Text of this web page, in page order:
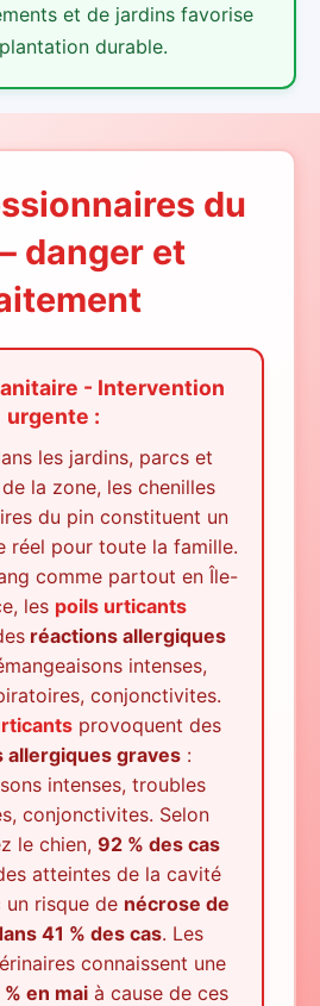
et de jardins favorise
durable.
du
danger et
- Intervention
urgente :
les jardins, parcs et
la zone, les chenilles
du pin constituent un
réel pour toute la famille.
comme partout en Île-
les poils urticants
réactions allergiques
intenses,
conjonctivites.
provoquent des
allergiques graves :
intenses, troubles
conjonctivites. Selon
le chien, 92 % des cas
atteintes de la cavité
un risque de nécrose de
41 % des cas. Les
connaissent une
en mai à cause de ces